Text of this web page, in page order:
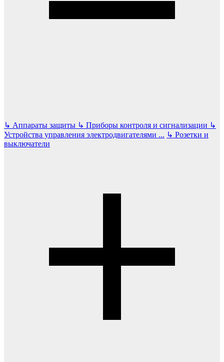
↳ Аппараты защиты ↳ Приборы контроля и сигнализации ↳
Устройства управления электродвигателями ... ↳ Розетки и
выключатели